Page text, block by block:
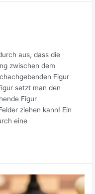
aus, dass die
zwischen dem
Figur
setzt man den
Figur
ziehen kann! Ein
eine